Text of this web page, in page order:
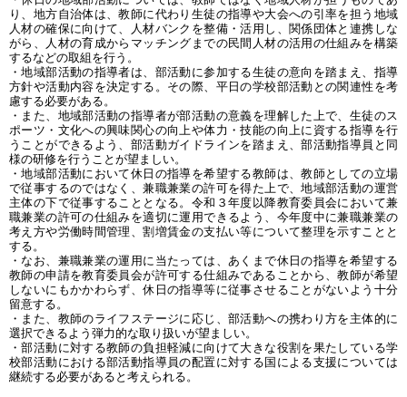
り、地方自治体は、教師に代わり生徒の指導や大会への引率を担う地域
人材の確保に向けて、人材バンクを整備・活用し、関係団体と連携しな
がら、人材の育成からマッチングまでの民間人材の活用の仕組みを構築
するなどの取組を行う。
・地域部活動の指導者は、部活動に参加する生徒の意向を踏まえ、指導
方針や活動内容を決定する。その際、平日の学校部活動との関連性を考
慮する必要がある。
・また、地域部活動の指導者が部活動の意義を理解した上で、生徒のス
ポーツ・文化への興味関心の向上や体力・技能の向上に資する指導を行
うことができるよう、部活動ガイドラインを踏まえ、部活動指導員と同
様の研修を行うことが望ましい。
・地域部活動において休日の指導を希望する教師は、教師としての立場
で従事するのではなく、兼職兼業の許可を得た上で、地域部活動の運営
主体の下で従事することとなる。令和３年度以降教育委員会において兼
職兼業の許可の仕組みを適切に運用できるよう、今年度中に兼職兼業の
考え方や労働時間管理、割増賃金の支払い等について整理を示すことと
する。
・なお、兼職兼業の運用に当たっては、あくまで休日の指導を希望する
教師の申請を教育委員会が許可する仕組みであることから、教師が希望
しないにもかかわらず、休日の指導等に従事させることがないよう十分
留意する。
・また、教師のライフステージに応じ、部活動への携わり方を主体的に
選択できるよう弾力的な取り扱いが望ましい。
・部活動に対する教師の負担軽減に向けて大きな役割を果たしている学
校部活動における部活動指導員の配置に対する国による支援については
継続する必要があると考えられる。